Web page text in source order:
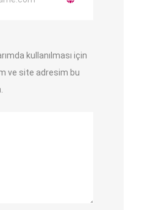
kullanılması için
ve site adresim bu